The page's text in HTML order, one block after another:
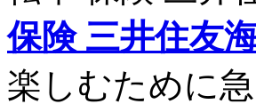
保険 三井住友
楽しむために